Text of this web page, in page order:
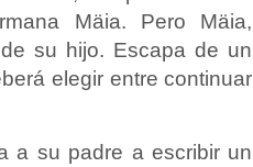
Mäia. Pero Mäia,
su hijo. Escapa de un
elegir entre continuar
a su padre a escribir un